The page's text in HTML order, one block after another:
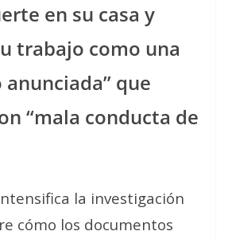
en su casa y
trabajo como una
anunciada” que
“mala conducta de
la investigación
cómo los documentos